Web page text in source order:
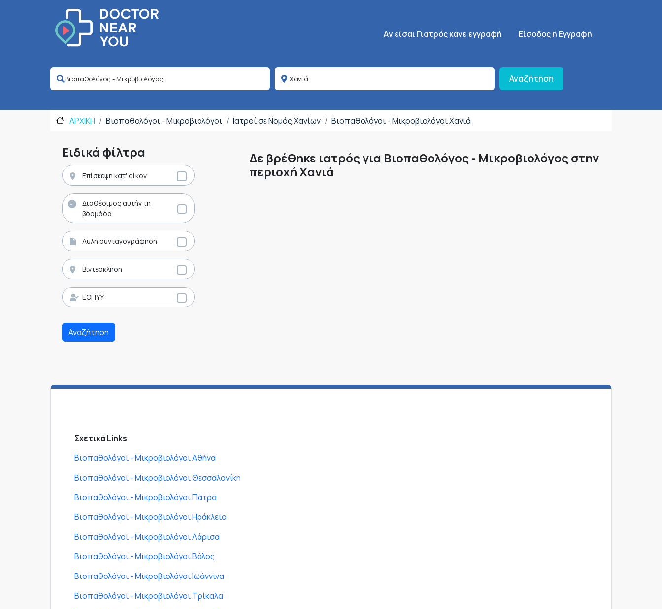
Κεντρική πλοήγηση
Aν είσαι Γιατρός κάνε εγγραφή SignUp Menu
Είσοδος ή Εγγραφή
Αναζήτηση
ΑΡΧΙΚΗ Βιοπαθολόγοι - Μικροβιολόγοι Ιατροί σε Νομός Χανίων Βιοπαθολόγοι - Μικροβιολόγοι Χανιά
Ειδικά φίλτρα
Επίσκεψη κατ' οίκον
Διαθέσιμος αυτήν τη
βδομάδα
Άυλη συνταγογράφηση
Βιντεοκλήση
ΕΟΠΥΥ
Αναζήτηση
Δε βρέθηκε ιατρός για Βιοπαθολόγος - Μικροβιολόγος στην
περιοχή Χανιά
Σχετικά Links
Βιοπαθολόγοι - Μικροβιολόγοι Αθήνα
Βιοπαθολόγοι - Μικροβιολόγοι Θεσσαλονίκη
Βιοπαθολόγοι - Μικροβιολόγοι Πάτρα
Βιοπαθολόγοι - Μικροβιολόγοι Ηράκλειο
Βιοπαθολόγοι - Μικροβιολόγοι Λάρισα
Βιοπαθολόγοι - Μικροβιολόγοι Βόλος
Βιοπαθολόγοι - Μικροβιολόγοι Ιωάννινα
Βιοπαθολόγοι - Μικροβιολόγοι Τρίκαλα